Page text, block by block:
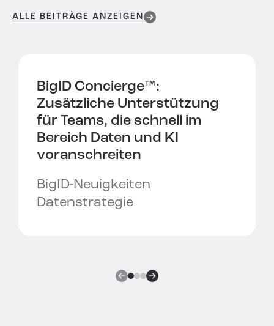
ALLE BEITRÄGE ANZEIGEN
BigID Concierge™:
Zusätzliche Unterstützung
für Teams, die schnell im
Bereich Daten und KI
voranschreiten
BigID-Neuigkeiten
Datenstrategie